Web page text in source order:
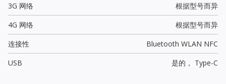
3G 网络
根据型号而异
4G 网络
根据型号而异
连接性
Bluetooth WLAN NFC
USB
是的， Type-C